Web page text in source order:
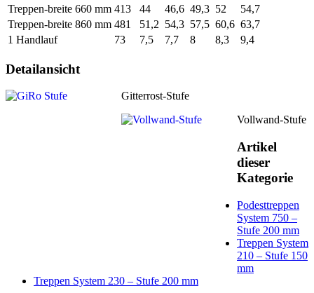
Treppen-breite 660 mm 413 44 46,6 49,3 52
54,7
Treppen-breite 860 mm 481 51,2 54,3 57,5 60,6 63,7
1 Handlauf
73 7,5 7,7 8 8,3 9,4
Detailansicht
Gitterrost-Stufe
Vollwand-Stufe
Artikel
dieser
Kategorie
Podesttreppen
System 750 –
Stufe 200 mm
Treppen System
210 – Stufe 150
mm
Treppen System 230 – Stufe 200 mm